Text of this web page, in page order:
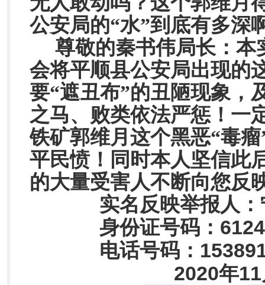
公安局的“水”到底有多深
尊敬的秦书伟局长：本
会将平顺县公安局出现的
要“遮丑布”的丑陋现象，
之马、败类依法严惩！一
铁矿郭维月这个黑恶“毒
平民愤！同时本人坚信此
的大量受害人不断向您反
实名反映举报人
身份证号码：
电话号码：
2020年11